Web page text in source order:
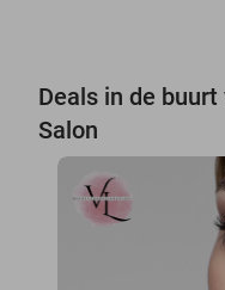
Deals in de
Salon